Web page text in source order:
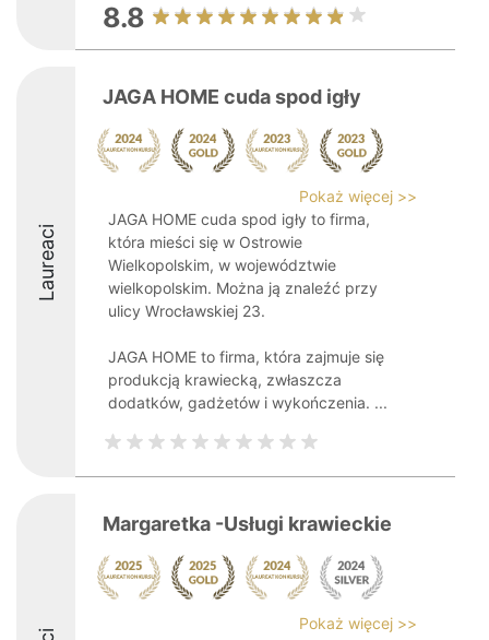
8.8
Laureaci
JAGA HOME cuda spod igły
Pokaż więcej >>
JAGA HOME cuda spod igły to firma,
która mieści się w Ostrowie
Wielkopolskim, w województwie
wielkopolskim. Można ją znaleźć przy
ulicy Wrocławskiej 23.
JAGA HOME to firma, która zajmuje się
produkcją krawiecką, zwłaszcza
dodatków, gadżetów i wykończenia. ...
Margaretka -Usługi krawieckie
Pokaż więcej >>